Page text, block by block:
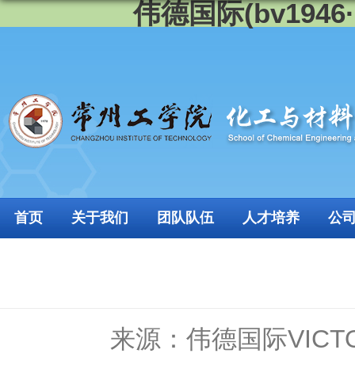
伟德国际
首页 关于我们 团队队伍 人才培养 公
来源：伟德国际